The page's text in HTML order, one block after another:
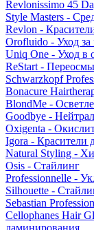
Revlonissimo 45
Style Masters -
Revlon -
Orofluido - Уход за
Uniq One - Уход в
ReStart -
Schwarzkopf
Bonacure
BlondMe -
Goodbye -
Oxigenta -
Igora - Красители
Natural Styling -
Osis - Стайлинг
Professionnelle -
Silhouette -
Sebastian
Cellophanes Hair
ламинирования